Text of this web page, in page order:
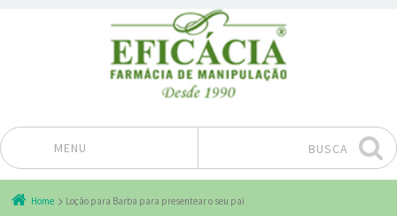
MENU
Pular para o conteúdo
BUSCA
Home Loção para Barba para presentear o seu pai